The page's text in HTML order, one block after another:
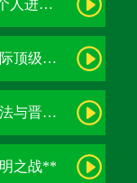
U23锋线闪耀：2026世界杯小组赛个人进球全记录
2026世界杯夺冠赔率剧烈震荡：国际顶级机构最新榜单出炉
48强赛制下：小组第三的出局线算法与晋级门槛推演
之战**